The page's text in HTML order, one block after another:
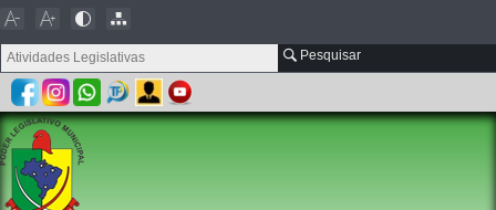
Pesquisar